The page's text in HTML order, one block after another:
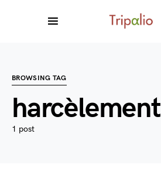
BROWSING TAG
harcèlement
1 post